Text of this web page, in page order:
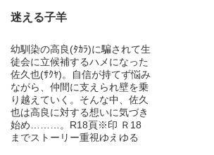
等、気付いたら直していきます
～。 4/7 お気に入り100突破の
がとうございます～！ 5/6 お気
に入り300突破のお礼のSS追加
しました！ありがとうございま
す～！ 5/19お気に入り400突発
のお礼のSSです！ありがとう
ございます～！ ＊＊＊＊＊＊
イベント参加のお知らせ
2018/10/21開催 創作JUNEイベ
迷える子羊
幼馴染の高良(ﾀｶﾗ)に騙されて生
徒会に立候補するハメになった
佐久也(ｻｸﾔ)。自信が持てず悩み
ながら、仲間に支えられ壁を乗
り越えていく。そんな中、佐久
也は高良に対する想いに気づき
始め………。R18頁※印 Ｒ18
までストーリー重視ゆえゆる